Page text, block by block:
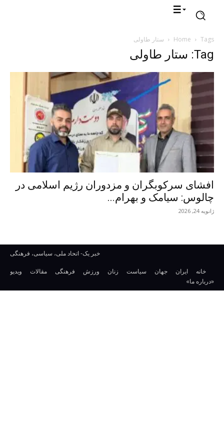
Home Tags ستار طاولی
Tag: ستار طاولی
افشای سرکوبگران و مزدوران رژیم اسلامی در
چالوس: سیامک و بهرام...
ژانویه 24, 2026
خبر یک- اتحاد ملی، سیاسی، فرهنگی
خانه ایران جهان سیاست زنان ورزش فرهنگی مقالات
ویدیو
«درباره ما»